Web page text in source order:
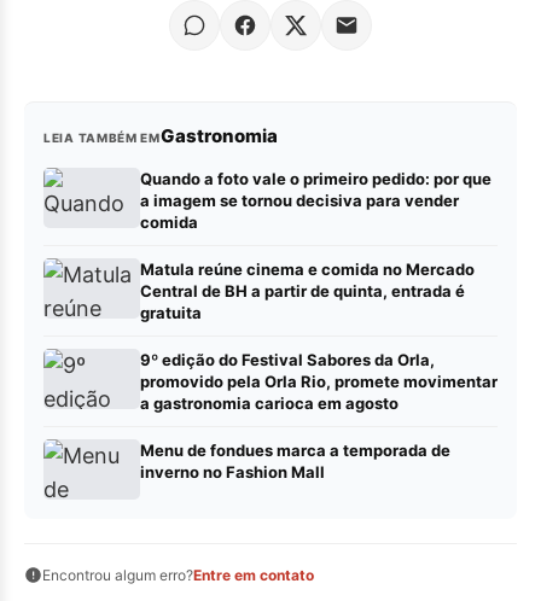
LEIA TAMBÉM EMGastronomia
Quando a foto vale o primeiro pedido: por que
a imagem se tornou decisiva para vender
comida
Matula reúne cinema e comida no Mercado
Central de BH a partir de quinta, entrada é
gratuita
9º edição do Festival Sabores da Orla,
promovido pela Orla Rio, promete movimentar
a gastronomia carioca em agosto
Menu de fondues marca a temporada de
inverno no Fashion Mall
Encontrou algum erro?Entre em contato